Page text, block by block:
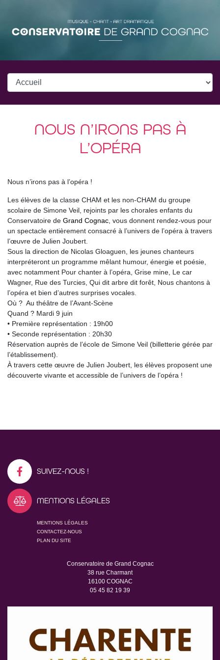
NOUS N’IRONS PAS À
L’OPÉRA
Nous n’irons pas à l’opéra !
Les élèves de la classe CHAM et les non-CHAM du groupe
scolaire de Simone Veil, rejoints par les chorales enfants du
Conservatoire de Grand Cognac, vous donnent rendez-vous pour
un spectacle entièrement consacré à l’univers de l’opéra à travers
l’œuvre de Julien Joubert.
Sous la direction de Nicolas Gloaguen, les jeunes chanteurs
interpréteront un programme mêlant humour, énergie et poésie,
avec notamment Pour chanter à l’opéra, Grise mine, Le car
Wagner, Rue des Turcies, Qui dit arbre dit forêt, Nous chantons à
l’opéra et bien d’autres surprises vocales.
Où ? Au théâtre de l’Avant-Scène
Quand ? Mardi 9 juin
• Première représentation : 19h00
• Seconde représentation : 20h30
Réservation auprès de l’école de Simone Veil (billetterie gérée par
l’établissement).
À travers cette œuvre de Julien Joubert, les élèves proposent une
découverte vivante et accessible de l’univers de l’opéra !
SUIVEZ-NOUS !
MENTIONS LÉGALES
MENTIONS LÉGALES
CONTACTEZ-NOUS
PLAN DU SITE
Conservatoire de Grand Cognac
38 rue Charmant
16100 COGNAC
05 45 82 19 39